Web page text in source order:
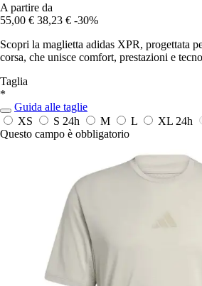
A partire da
55,00 € 38,23 € -30%
Scopri la maglietta adidas XPR, progettata
corsa, che unisce comfort, prestazioni e
Taglia
*
Guida alle taglie
XS
S 24h M L XL 24h
Questo campo è obbligatorio